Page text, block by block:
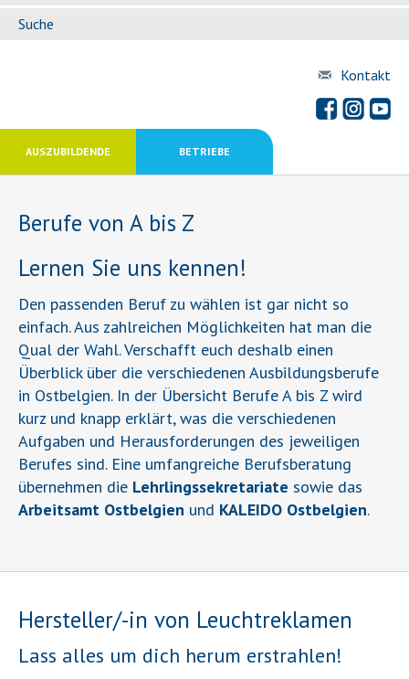
Suche
Kontakt
AUSZUBILDENDE BETRIEBE
Berufe von A bis Z
Lernen Sie uns kennen!
Den passenden Beruf zu wählen ist gar nicht so
einfach. Aus zahlreichen Möglichkeiten hat man die
Qual der Wahl. Verschafft euch deshalb einen
Überblick über die verschiedenen Ausbildungsberufe
in Ostbelgien. In der Übersicht Berufe A bis Z wird
kurz und knapp erklärt, was die verschiedenen
Aufgaben und Herausforderungen des jeweiligen
Berufes sind. Eine umfangreiche Berufsberatung
übernehmen die Lehrlingssekretariate sowie das
Arbeitsamt Ostbelgien und KALEIDO Ostbelgien.
Hersteller/-in von Leuchtreklamen
Lass alles um dich herum erstrahlen!